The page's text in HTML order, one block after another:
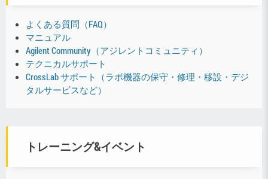
よくある質問（FAQ）
マニュアル
Agilent Community（アジレントコミュニティ）
テクニカルサポート
CrossLab サポート（ラボ機器の保守・修理・移設・デジ
タルサービスなど）
トレーニング&イベント